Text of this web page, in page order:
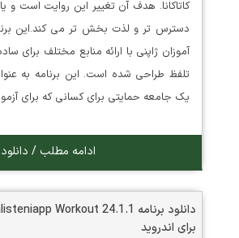
کاتاکانا. هدف آن تغییر این روایت است و
دسترس تر و لذت بخش تر می کند.این
آموزان ژاپنی با ارائه منابع مختلف برای
تلفظ طراحی شده است. این برنامه به
یک جامعه حمایتی برای کسانی که برای
ادامه مطلب / دانلود
برای اندروید